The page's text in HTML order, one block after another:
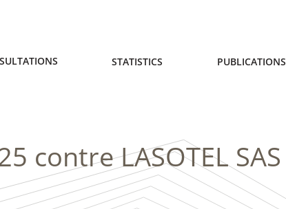
STATISTICS PUBLICATIONS
contre LASOTEL SAS